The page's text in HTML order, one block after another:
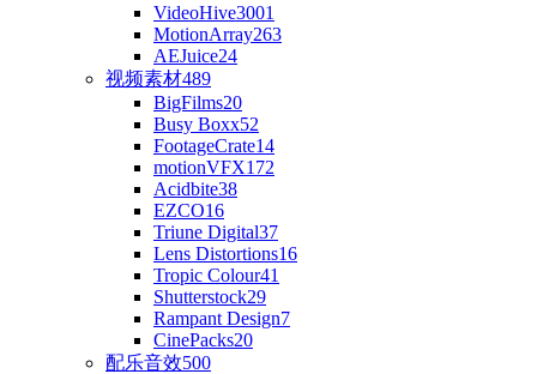
VideoHive3001
MotionArray263
AEJuice24
视频素材489
BigFilms20
Busy Boxx52
FootageCrate14
motionVFX172
Acidbite38
EZCO16
Triune Digital37
Lens Distortions16
Tropic Colour41
Shutterstock29
Rampant Design7
CinePacks20
配乐音效500